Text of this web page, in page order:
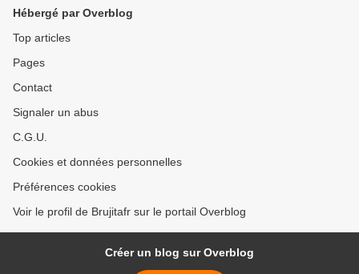
Hébergé par Overblog
Top articles
Pages
Contact
Signaler un abus
C.G.U.
Cookies et données personnelles
Préférences cookies
Voir le profil de Brujitafr sur le portail Overblog
Créer un blog sur Overblog